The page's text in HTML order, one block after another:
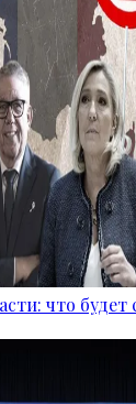
что